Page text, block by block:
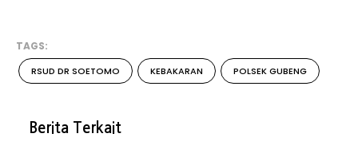
TAGS:
RSUD DR SOETOMO KEBAKARAN POLSEK GUBENG
Berita Terkait